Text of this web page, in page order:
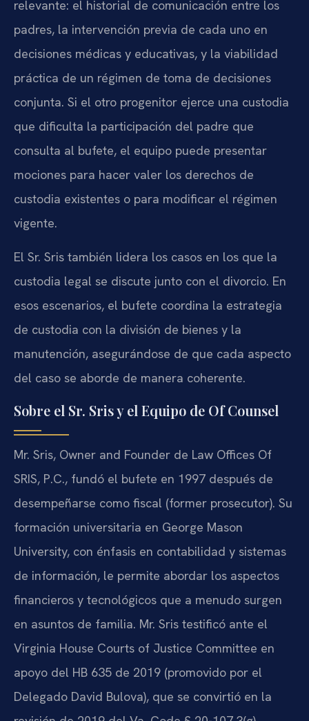
relevante: el historial de comunicación entre los
padres, la intervención previa de cada uno en
decisiones médicas y educativas, y la viabilidad
práctica de un régimen de toma de decisiones
conjunta. Si el otro progenitor ejerce una custodia
que dificulta la participación del padre que
consulta al bufete, el equipo puede presentar
mociones para hacer valer los derechos de
custodia existentes o para modificar el régimen
vigente.
El Sr. Sris también lidera los casos en los que la
custodia legal se discute junto con el divorcio. En
esos escenarios, el bufete coordina la estrategia
de custodia con la división de bienes y la
manutención, asegurándose de que cada aspecto
del caso se aborde de manera coherente.
Sobre el Sr. Sris y el Equipo de Of Counsel
Mr. Sris, Owner and Founder de Law Offices Of
SRIS, P.C., fundó el bufete en 1997 después de
desempeñarse como fiscal (former prosecutor). Su
formación universitaria en George Mason
University, con énfasis en contabilidad y sistemas
de información, le permite abordar los aspectos
financieros y tecnológicos que a menudo surgen
en asuntos de familia. Mr. Sris testificó ante el
Virginia House Courts of Justice Committee en
apoyo del HB 635 de 2019 (promovido por el
Delegado David Bulova), que se convirtió en la